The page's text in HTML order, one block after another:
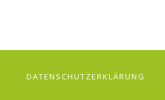
DATENSCHUTZERKLÄRUNG